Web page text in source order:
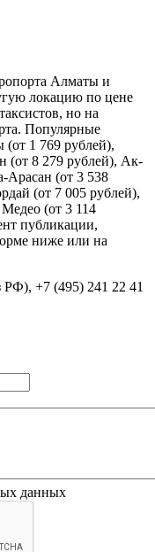
Алматы и
локацию по цене
но на
Популярные
1 769 рублей),
(от 8 279 рублей), Ак-
Арасан (от 3 538
(от 7 005 рублей),
(от 3 114
публикации,
ниже или на
РФ), +7 (495) 241 22 41
данных